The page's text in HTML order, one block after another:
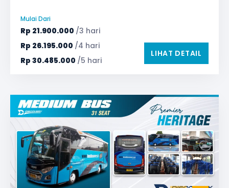
Safety Tools (P3K, Windows Breaker, dll)
TV LED & Android System
Water Dispenser
Mulai Dari
Rp 21.900.000 /3 hari
Rp 26.195.000 /4 hari
Rp 30.485.000 /5 hari
LIHAT DETAIL